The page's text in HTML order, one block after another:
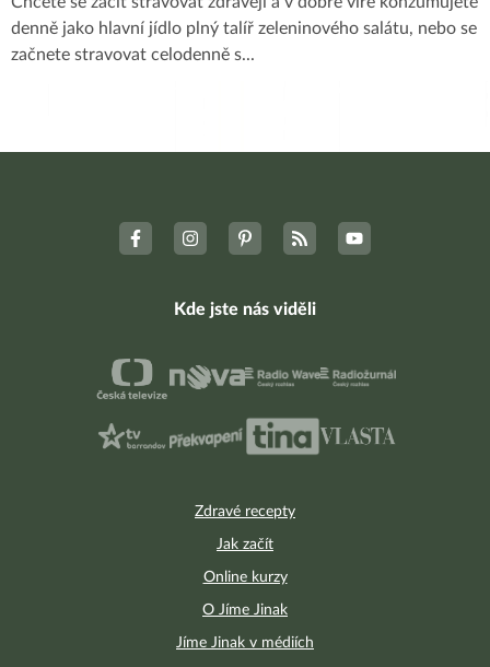
denně jako hlavní jídlo plný talíř zeleninového salátu, nebo se
začnete stravovat celodenně s...
Zdravé recepty
Jak začít
Online kurzy
O Jíme Jinak
Jíme Jinak v médiích
Kde jste nás viděli